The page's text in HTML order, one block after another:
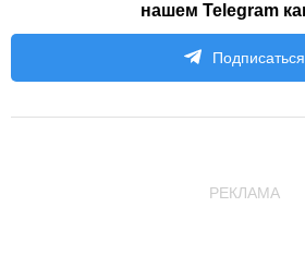
нашем Telegram
Подписаться
РЕКЛАМА